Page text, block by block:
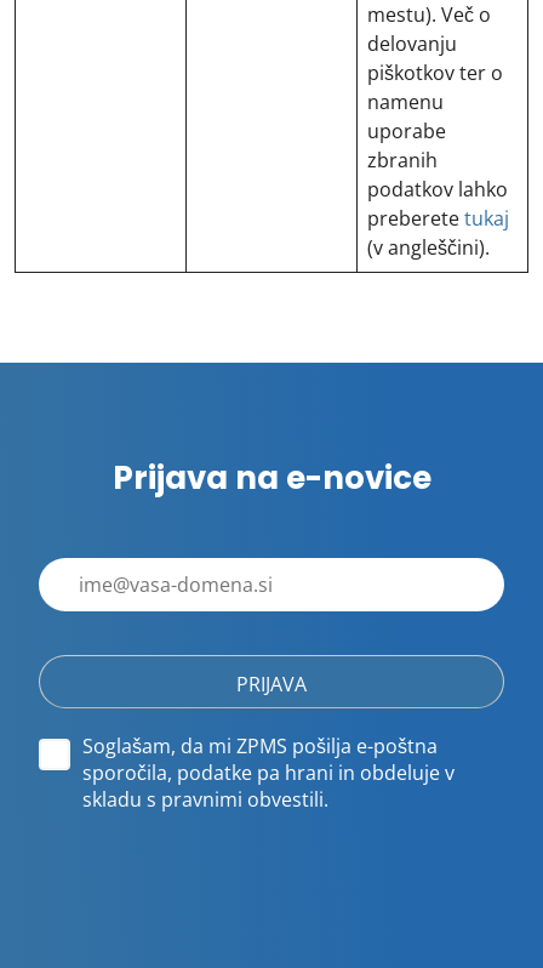
mestu). Več o
delovanju
piškotkov ter o
namenu
uporabe
zbranih
podatkov lahko
preberetetukaj
(v angleščini).
Prijava na e-novice
E-
poštni
Soglašam, da mi ZPMS pošilja e-poštna
sporočila, podatke pa hrani in obdeluje v
skladu s pravnimi obvestili.